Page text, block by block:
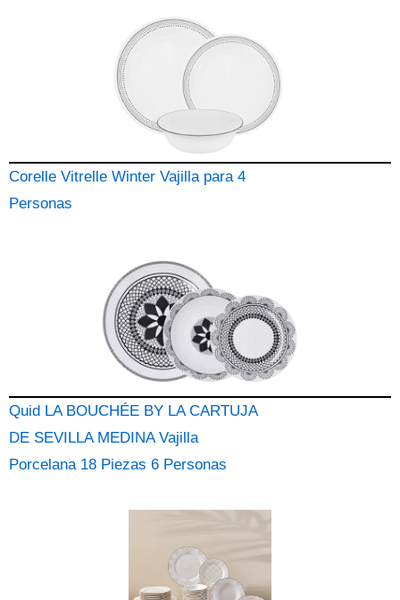
Corelle Vitrelle Winter Vajilla para 4
Personas
Quid LA BOUCHÉE BY LA CARTUJA
DE SEVILLA MEDINA Vajilla
Porcelana 18 Piezas 6 Personas